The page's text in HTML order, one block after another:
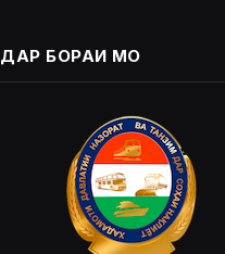
ДАР БОРАИ МО